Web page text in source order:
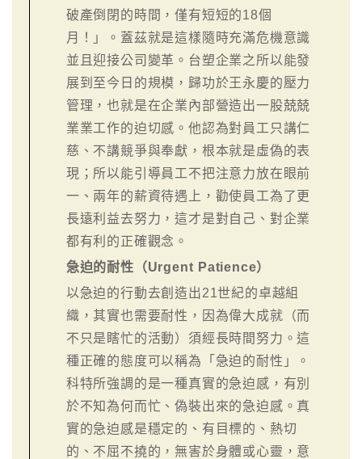
破產倒閉的時間，僅有短短的18個
月！」。蓋茲就是這樣隨時充滿危機意識
並且迎接公司變革。台塑企業之所以能發
展到至今日的規模，歸功於王永慶的壓力
管理，也就是在企業內部營造出一股兢兢
業業工作的迫切感。他認為對員工只講仁
慈、不講競爭與奉獻，根本就是虛偽的表
現；所以能引導員工不把注意力放在眼前
一、兩年的薪資待遇上，勸使員工為了更
長遠利益去努力，這才是對自己、對企業
都有利的正確觀念。
急迫的耐性（Urgent Patience）
以急迫的行動去創造出21世紀的卓越組
織，其實也需要耐性，因為偉大成就（而
不只是瞎忙的活動）須經長時間努力。這
種正確的態度可以稱為「急迫的耐性」。
科特所強調的是一種真實的急迫感，有別
於不知為何而忙、偽裝出來的急迫感。真
實的急迫感是穩定的、有目標的、熱切
的、不屈不撓的，無害於身體或心靈，意